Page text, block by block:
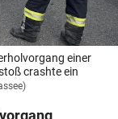
einer
crashte ein